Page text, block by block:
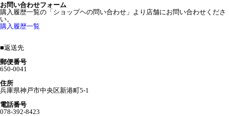
お問い合わせフォーム
購入履歴一覧の「ショップヘの問い合わせ」より店舗にお問い合わせくださ
い。
購入履歴一覧
■返送先
郵便番号
650-0041
住所
兵庫県神戸市中央区新港町5-1
電話番号
078-392-8423